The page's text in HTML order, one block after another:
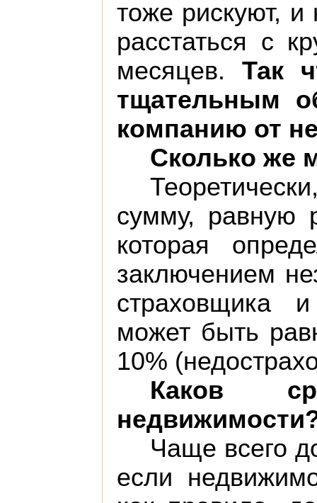
тоже рискуют,
расстаться с
месяцев.Так
тщательным
компанию от
Сколько же
сумму, равную
которая
заключением
страховщика
может быть
10%
Каков
Чаще всего
если